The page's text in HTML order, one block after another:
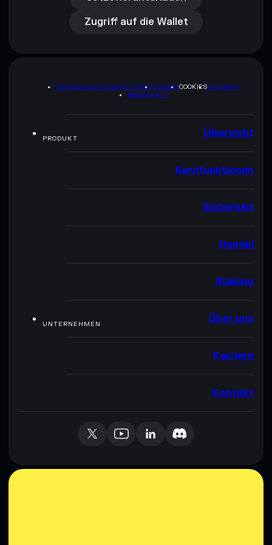
Zugriff auf die Wallet
DATENSCHUTZRICHTLINIETERMSCOOKIESSITEMAP
BRAND-KIT
PRODUKT Übersicht
Kernfunktionen
Sicherheit
Handel
Staking
UNTERNEHMEN Über uns
Karriere
Kontakt